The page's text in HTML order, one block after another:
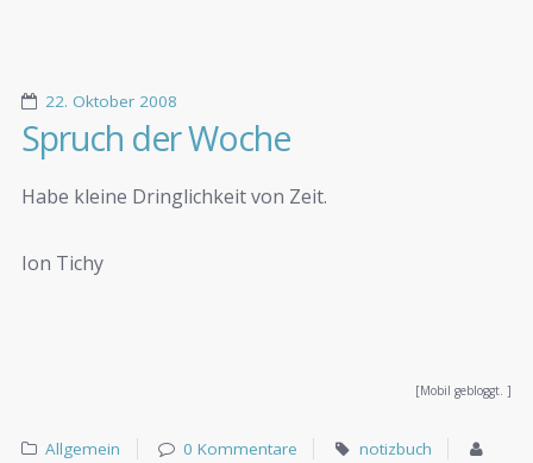
22. Oktober 2008
Spruch der Woche
Habe kleine Dringlichkeit von Zeit.
Ion Tichy
[Mobil gebloggt. ]
Allgemein 0 Kommentare
notizbuch